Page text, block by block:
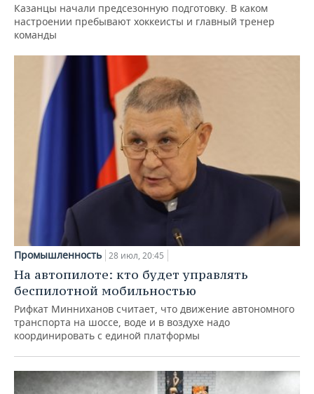
Казанцы начали предсезонную подготовку. В каком
настроении пребывают хоккеисты и главный тренер
команды
Промышленность 28 июл, 20:45
На автопилоте: кто будет управлять
беспилотной мобильностью
Рифкат Минниханов считает, что движение автономного
транспорта на шоссе, воде и в воздухе надо
координировать с единой платформы